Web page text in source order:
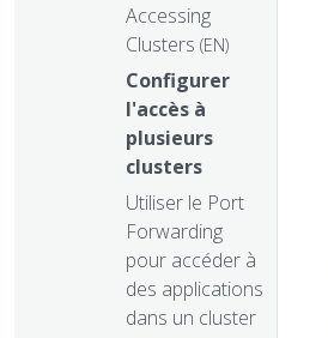
Accessing
Clusters (EN)
Configurer
l'accès à
plusieurs
clusters
Utiliser le Port
Forwarding
pour accéder à
des applications
dans un cluster